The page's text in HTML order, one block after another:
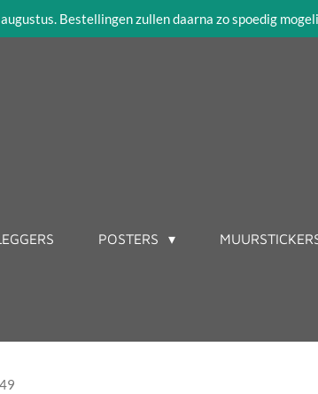
Bestellingen zullen daarna zo spoedig
POSTERS